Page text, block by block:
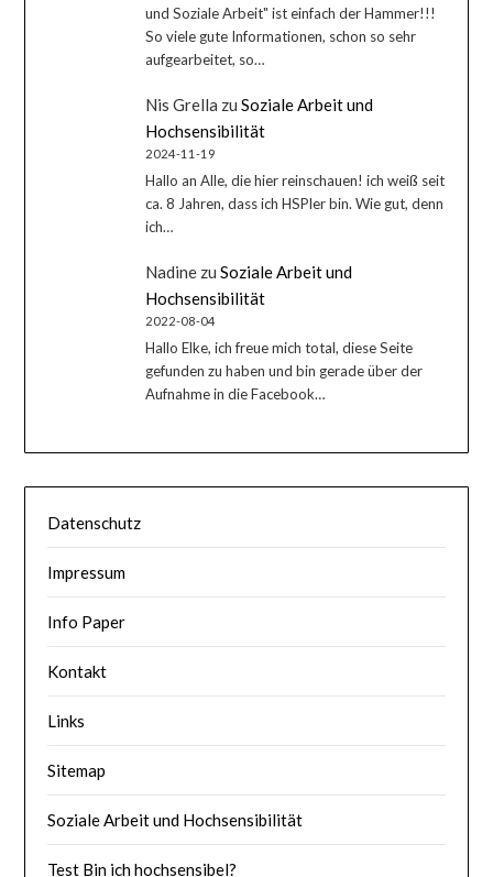
und Soziale Arbeit" ist einfach der Hammer!!!
So viele gute Informationen, schon so sehr
aufgearbeitet, so…
Nis Grella zuSoziale Arbeit und
Hochsensibilität
2024-11-19
Hallo an Alle, die hier reinschauen! ich weiß seit
ca. 8 Jahren, dass ich HSPler bin. Wie gut, denn
ich…
Nadine zuSoziale Arbeit und
Hochsensibilität
2022-08-04
Hallo Elke, ich freue mich total, diese Seite
gefunden zu haben und bin gerade über der
Aufnahme in die Facebook…
Datenschutz
Impressum
Info Paper
Kontakt
Links
Sitemap
Soziale Arbeit und Hochsensibilität
Test Bin ich hochsensibel?